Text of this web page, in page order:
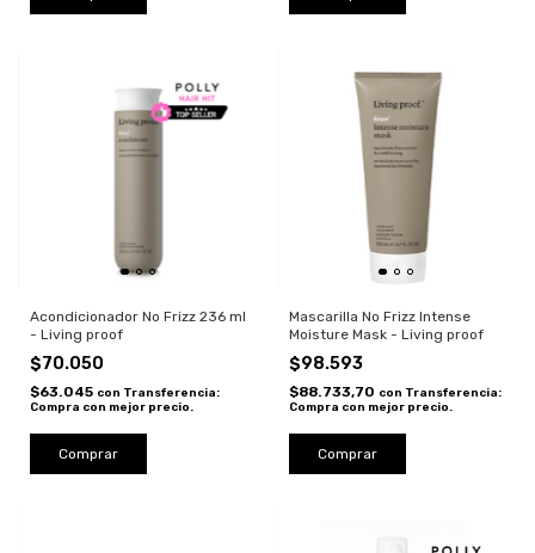
Acondicionador No Frizz 236 ml
- Living proof
$70.050
$63.045 con Transferencia:
Compra con mejor precio.
Mascarilla No Frizz Intense
Moisture Mask - Living proof
$98.593
$88.733,70 con Transferencia:
Compra con mejor precio.